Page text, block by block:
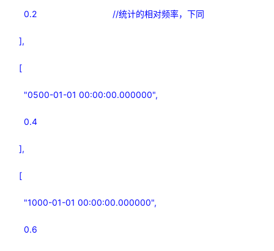
0.2 //统计的相对频率，下同
],
[
"0500-01-01 00:00:00.000000",
0.4
],
[
"1000-01-01 00:00:00.000000",
0.6